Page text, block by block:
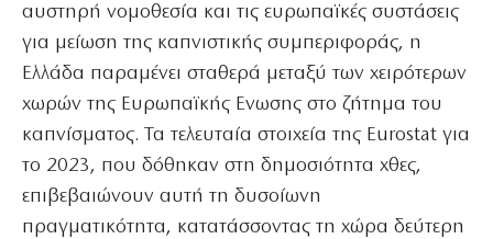
αυστηρή νομοθεσία και τις ευρωπαϊκές συστάσεις
για μείωση της καπνιστικής συμπεριφοράς, η
Ελλάδα παραμένει σταθερά μεταξύ των χειρότερων
χωρών της Ευρωπαϊκής Ενωσης στο ζήτημα του
καπνίσματος. Τα τελευταία στοιχεία της Eurostat για
το 2023, που δόθηκαν στη δημοσιότητα χθες,
επιβεβαιώνουν αυτή τη δυσοίωνη
πραγματικότητα, κατατάσσοντας τη χώρα δεύτερη